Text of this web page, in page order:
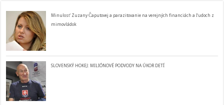
Minulosť Zuzany Čaputovej a parazitovanie na verejných financiách a ľudoch z
mimovládok
SLOVENSKÝ HOKEJ: MILIÓNOVÉ PODVODY NA ÚKOR DETÍ